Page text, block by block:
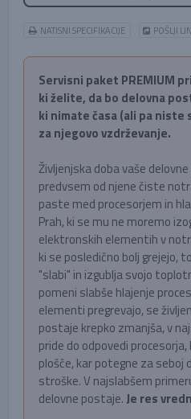
NATISNI SPECIFIKACIJE POŠLJI
Servisni paket PREMIUM
ki želite, da bo delovna
ki nimate časa (ali pa niste
za njegovo vzdrževanje.
Življenjska doba vaše
predvsem od njene čiste
paste med procesorjem in
Prah, ki se mu ne moremo
elektronskih elementih v
ki se posledično bolj grejejo,
"slabi" in izgublja svojo
pomeni slabše hlajenje
elementi pregrevajo, se
postaje krepko zmanjša, v
pride do odpovedi
plošče, kar potegne za
stroške. V najslabšem
delovne postaje. Je res